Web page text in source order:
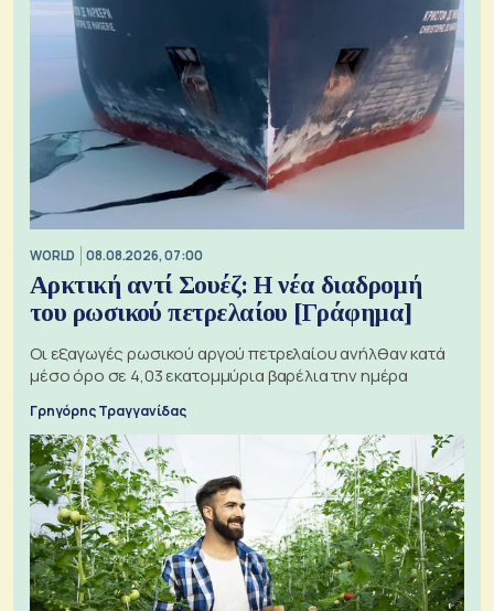
WORLD 08.08.2026, 07:00
Αρκτική αντί Σουέζ: Η νέα διαδρομή
του ρωσικού πετρελαίου [Γράφημα]
Οι εξαγωγές ρωσικού αργού πετρελαίου ανήλθαν κατά
μέσο όρο σε 4,03 εκατομμύρια βαρέλια την ημέρα
Γρηγόρης Τραγγανίδας